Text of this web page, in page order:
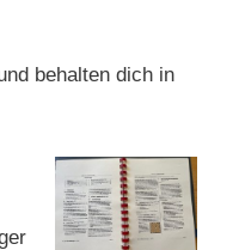
behalten dich in